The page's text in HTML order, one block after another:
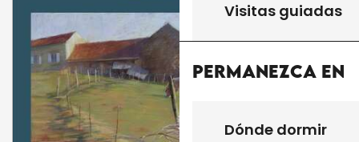
Visitas guiadas
Permanezca en
Dónde dormir